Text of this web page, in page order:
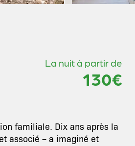
La nuit à partir de
130€
familiale. Dix ans après la
associé – a imaginé et